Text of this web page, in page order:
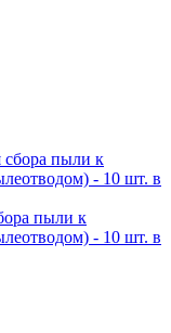
пыли к
- 10 шт. в